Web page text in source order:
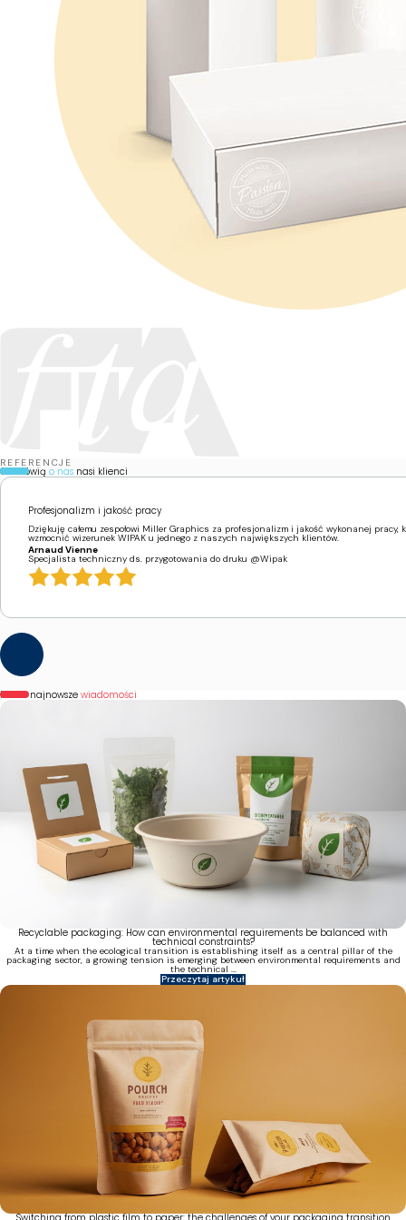
REFERENCJE
Co mówią o nas nasi klienci
Profesjonalizm i jakość pracy
Dziękuję całemu zespołowi Miller Graphics za profesjonalizm i jakość wykonanej pracy,
wzmocnić wizerunek WIPAK u jednego z naszych największych klientów.
Arnaud Vienne
Specjalista techniczny ds. przygotowania do druku @Wipak
Nasze najnowsze wiadomości
Recyclable packaging: How can environmental requirements be balanced with
technical constraints?
At a time when the ecological transition is establishing itself as a central pillar of the
packaging sector, a growing tension is emerging between environmental requirements and
the technical ...
Przeczytaj artykuł